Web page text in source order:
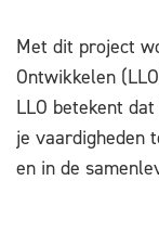
Met dit project
Ontwikkelen
LLO betekent
je vaardigheden
en in de